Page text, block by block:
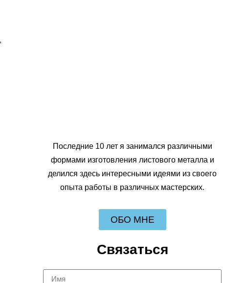
Последние 10 лет я занимался различными
формами изготовления листового металла и
делился здесь интересными идеями из своего
опыта работы в различных мастерских.
ОБО МНЕ
Связаться